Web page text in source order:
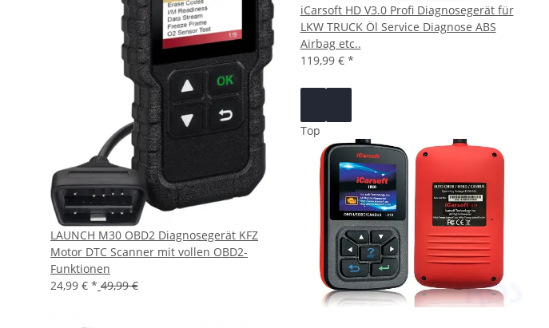
iCarsoft HD V3.0 Profi Diagnosegerät für
LKW TRUCK Öl Service Diagnose ABS
Airbag etc..
119,99 € *
Top
LAUNCH M30 OBD2 Diagnosegerät KFZ
Motor DTC Scanner mit vollen OBD2-
Funktionen
24,99 € * 49,99 €